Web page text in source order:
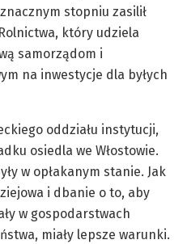
stopniu zasilił
który udziela
samorządom i
na inwestycje dla byłych
oddziału instytucji,
osiedla we Włostowie.
w opłakanym stanie. Jak
i dbanie o to, aby
w gospodarstwach
miały lepsze warunki.